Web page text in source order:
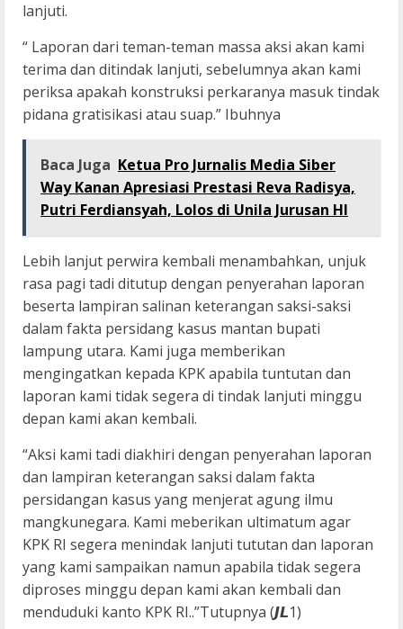
lanjuti.
“ Laporan dari teman-teman massa aksi akan kami
terima dan ditindak lanjuti, sebelumnya akan kami
periksa apakah konstruksi perkaranya masuk tindak
pidana gratisikasi atau suap.” Ibuhnya
Baca Juga Ketua Pro Jurnalis Media Siber
Way Kanan Apresiasi Prestasi Reva Radisya,
Putri Ferdiansyah, Lolos di Unila Jurusan HI
Lebih lanjut perwira kembali menambahkan, unjuk
rasa pagi tadi ditutup dengan penyerahan laporan
beserta lampiran salinan keterangan saksi-saksi
dalam fakta persidang kasus mantan bupati
lampung utara. Kami juga memberikan
mengingatkan kepada KPK apabila tuntutan dan
laporan kami tidak segera di tindak lanjuti minggu
depan kami akan kembali.
“Aksi kami tadi diakhiri dengan penyerahan laporan
dan lampiran keterangan saksi dalam fakta
persidangan kasus yang menjerat agung ilmu
mangkunegara. Kami meberikan ultimatum agar
KPK RI segera menindak lanjuti tututan dan laporan
yang kami sampaikan namun apabila tidak segera
diproses minggu depan kami akan kembali dan
menduduki kanto KPK RI..”Tutupnya (𝙅𝙇1)